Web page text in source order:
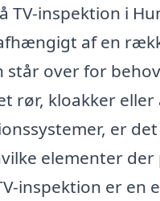
TV-inspektion i
af en
står over for
rør, kloakker eller
er
elementer der
inspektion er en